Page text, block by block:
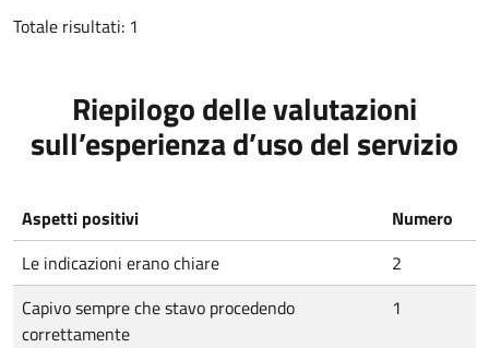
Totale risultati: 1
Riepilogo delle valutazioni
sull’esperienza d’uso del servizio
Aspetti positivi
Numero
Le indicazioni erano chiare
2
Capivo sempre che stavo procedendo
correttamente
1